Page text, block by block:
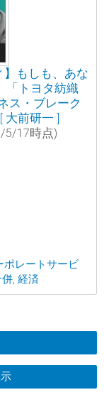
】もしも、あな
「トヨタ紡織
ス・ブレーク
前研一 ]
5/17時点)
ポレートサービ
併, 経済